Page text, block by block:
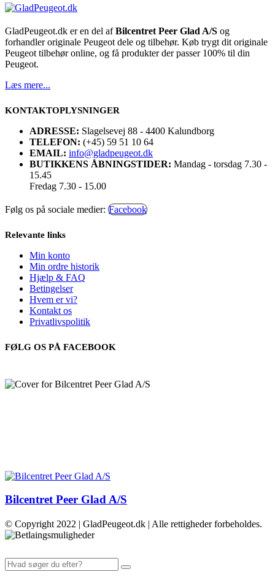
GladPeugeot.dk er en del afBilcentret Peer Glad A/S og
forhandler originale Peugeot dele og tilbehør. Køb trygt dit originale
Peugeot tilbehør online, og få produkter der passer 100% til din
Peugeot.
Læs mere...
KONTAKTOPLYSNINGER
ADRESSE: Slagelsevej 88 - 4400 Kalundborg
TELEFON: (+45) 59 51 10 64
EMAIL: info@gladpeugeot.dk
BUTIKKENS ÅBNINGSTIDER: Mandag - torsdag 7.30 -
15.45
Fredag 7.30 - 15.00
Følg os på sociale medier: Facebook
Relevante links
Min konto
Min ordre historik
Hjælp & FAQ
Betingelser
Hvem er vi?
Kontakt os
Privatlivspolitik
FØLG OS PÅ FACEBOOK
Bilcentret Peer Glad A/S
© Copyright 2022 | GladPeugeot.dk | Alle rettigheder forbeholdes.